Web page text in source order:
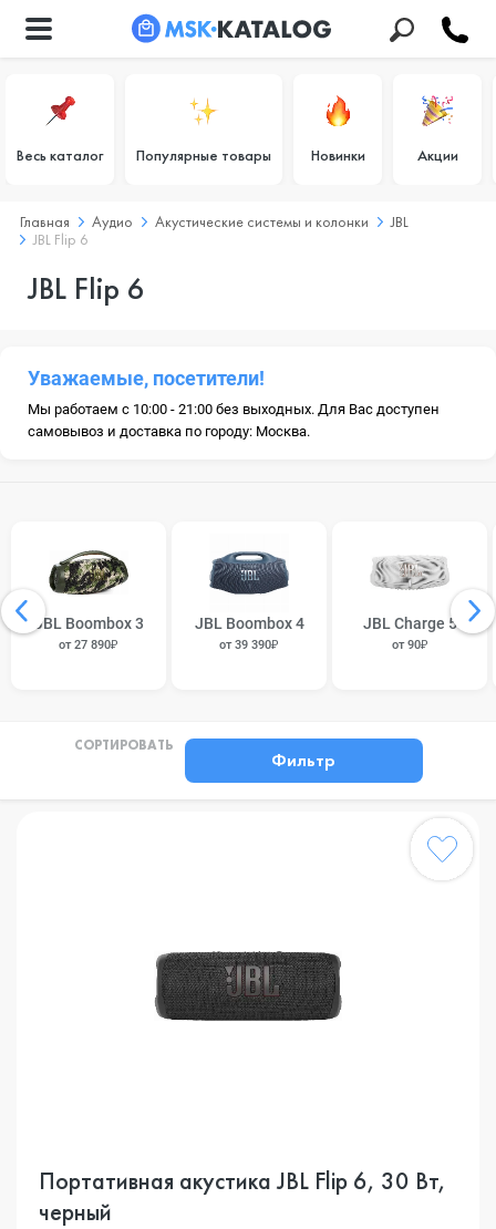
Весь каталог Популярные товары Новинки Акции
Главная Аудио Акустические системы и колонки
JBL
JBL Flip 6
JBL Flip 6
Уважаемые, посетители!
Мы работаем с 10:00 - 21:00 без выходных. Для Вас доступен
самовывоз и доставка по городу: Москва.
JBL Boombox 3
от 27 890₽
JBL Boombox 4
от 39 390₽
JBL Charge 5
от 90₽
СОРТИРОВАТЬ
Фильтр
Портативная акустика JBL Flip 6, 30 Вт,
черный